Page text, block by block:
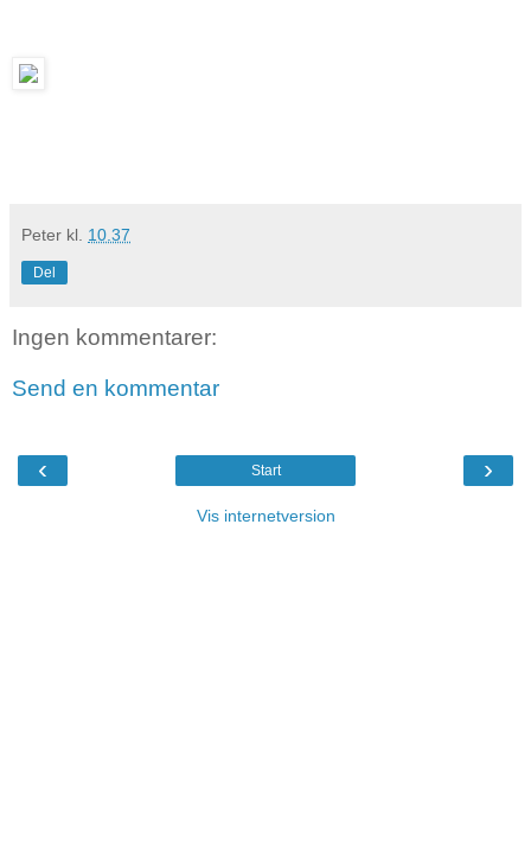
Peter kl. 10.37
Del
Ingen kommentarer:
Send en kommentar
‹ ›
Start
Vis internetversion